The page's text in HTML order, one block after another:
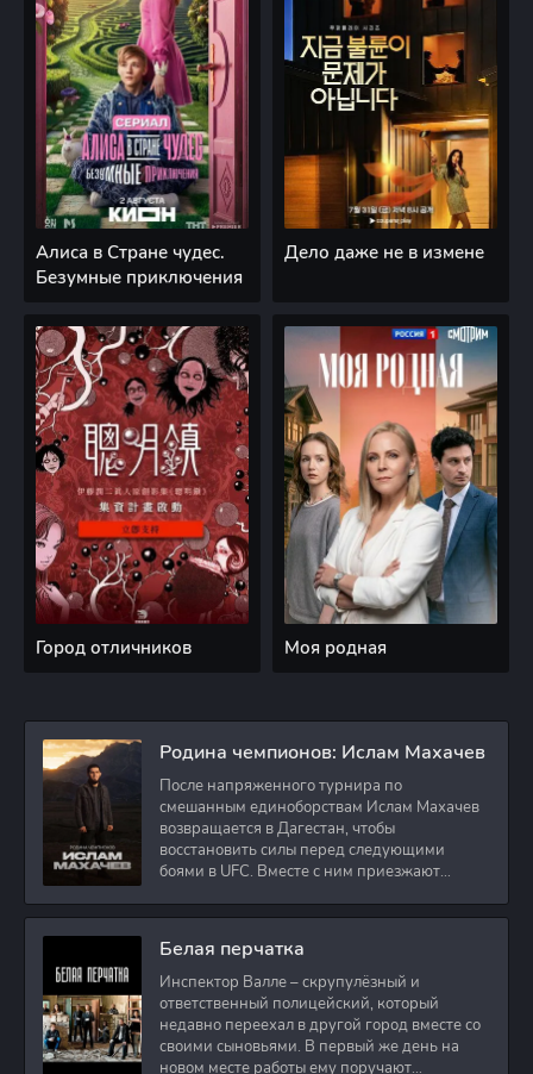
Алиса в Стране чудес.
Безумные приключения
Дело даже не в измене
Город отличников Моя родная
Родина чемпионов: Ислам Махачев
После напряженного турнира по
смешанным единоборствам Ислам Махачев
возвращается в Дагестан, чтобы
восстановить силы перед следующими
боями в UFC. Вместе с ним приезжают
Белая перчатка
Инспектор Валле – скрупулёзный и
ответственный полицейский, который
недавно переехал в другой город вместе со
своими сыновьями. В первый же день на
новом месте работы ему поручают